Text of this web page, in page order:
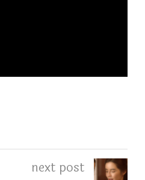
next post